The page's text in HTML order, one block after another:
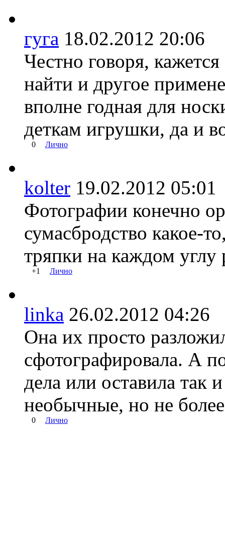
гуга 18.02.2012 20:06
Честно говоря,
найти и другое
вполне годная для
деткам игрушки, да и
0 Лично
kolter 19.02.2012
Фотографии конечно
сумасбродство какое-
тряпки на каждом углу
+1 Лично
linka 26.02.2012
Она их просто
сфотографировала. А
дела или оставила так
необычные, но не
0 Лично